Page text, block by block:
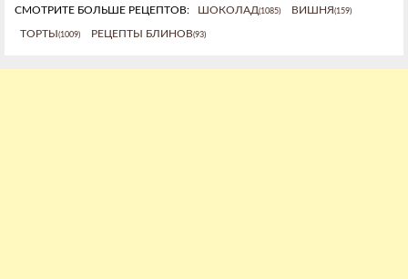
СМОТРИТЕ БОЛЬШЕ РЕЦЕПТОВ: ШОКОЛАД(1085) ВИШНЯ(159)
ТОРТЫ(1009) РЕЦЕПТЫ БЛИНОВ(93)